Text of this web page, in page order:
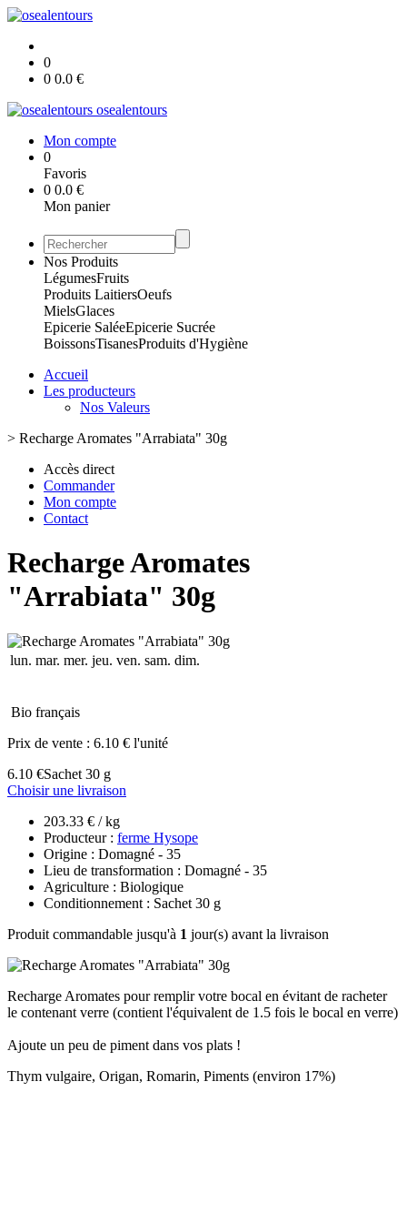
0
0 0.0 €
osealentours
Mon compte
0
Favoris
0 0.0 €
Mon panier
Nos Produits
LégumesFruits
Produits LaitiersOeufs
MielsGlaces
Epicerie SaléeEpicerie Sucrée
BoissonsTisanesProduits d'Hygiène
Accueil
Les producteurs
Nos Valeurs
> Recharge Aromates "Arrabiata" 30g
Accès direct
Commander
Mon compte
Contact
Recharge Aromates
"Arrabiata" 30g
lun. mar. mer. jeu. ven. sam. dim.
Bio français
Prix de vente : 6.10 € l'unité
6.10 €Sachet 30 g
Choisir une livraison
203.33 € / kg
Producteur : ferme Hysope
Origine : Domagné - 35
Lieu de transformation : Domagné - 35
Agriculture : Biologique
Conditionnement : Sachet 30 g
Produit commandable jusqu'à 1 jour(s) avant la livraison
Recharge Aromates pour remplir votre bocal en évitant de racheter
le contenant verre (contient l'équivalent de 1.5 fois le bocal en verre)
Ajoute un peu de piment dans vos plats !
Thym vulgaire, Origan, Romarin, Piments (environ 17%)